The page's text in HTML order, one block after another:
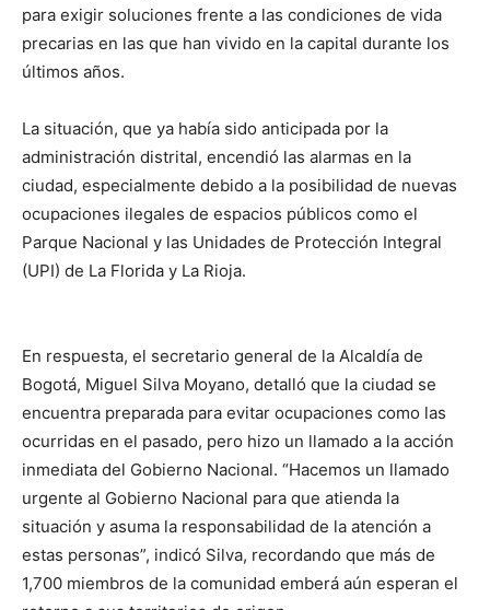
para exigir soluciones frente a las condiciones de vida
precarias en las que han vivido en la capital durante los
últimos años.
La situación, que ya había sido anticipada por la
administración distrital, encendió las alarmas en la
ciudad, especialmente debido a la posibilidad de nuevas
ocupaciones ilegales de espacios públicos como el
Parque Nacional y las Unidades de Protección Integral
(UPI) de La Florida y La Rioja.
En respuesta, el secretario general de la Alcaldía de
Bogotá, Miguel Silva Moyano, detalló que la ciudad se
encuentra preparada para evitar ocupaciones como las
ocurridas en el pasado, pero hizo un llamado a la acción
inmediata del Gobierno Nacional. “Hacemos un llamado
urgente al Gobierno Nacional para que atienda la
situación y asuma la responsabilidad de la atención a
estas personas”, indicó Silva, recordando que más de
1,700 miembros de la comunidad emberá aún esperan el